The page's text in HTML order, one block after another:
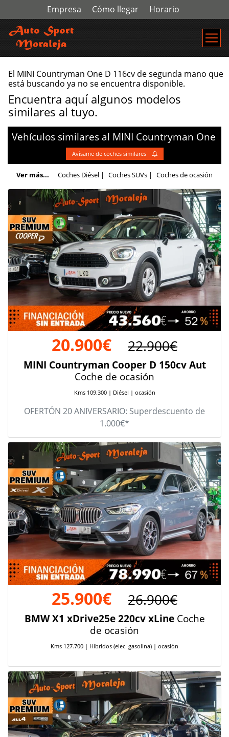
Empresa Cómo llegar Horario
El MINI Countryman One D 116cv de segunda mano que
está buscando ya no se encuentra disponible.
Encuentra aquí algunos modelos
similares al tuyo.
Vehículos similares al MINI Countryman One
Avísame de coches similares
Ver más... Coches Diésel | Coches SUVs | Coches de ocasión
20.900€ 22.900€
MINI Countryman Cooper D 150cv Aut
Coche de ocasión
Kms 109.300 | Diésel | ocasión
OFERTÓN 20 ANIVERSARIO: Superdescuento de
1.000€*
25.900€ 26.900€
BMW X1 xDrive25e 220cv xLineCoche
de ocasión
Kms 127.700 | Híbridos (elec. gasolina) | ocasión